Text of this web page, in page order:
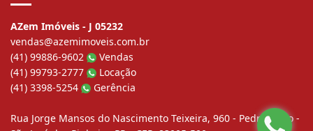
AZem Imóveis - J 05232
vendas@azemimoveis.com.br
(41) 99886-9602
Vendas
(41) 99793-2777
Locação
(41) 3398-5254
Gerência
Rua Jorge Mansos do Nascimento Teixeira, 960 - Pedro Moro -